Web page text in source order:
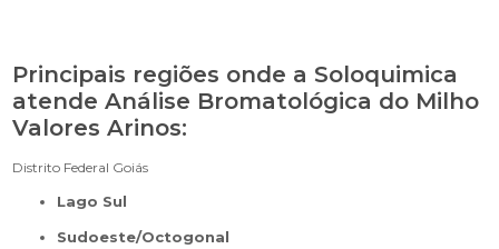
Principais regiões onde a Soloquimica
atende Análise Bromatológica do Milho
Valores Arinos:
Distrito Federal Goiás
Lago Sul
Sudoeste/Octogonal